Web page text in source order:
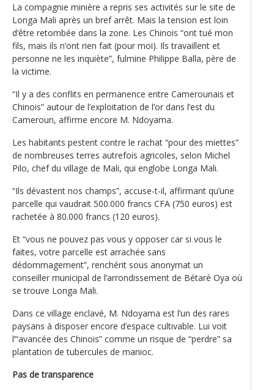
La compagnie minière a repris ses activités sur le site de
Longa Mali après un bref arrêt. Mais la tension est loin
d‘être retombée dans la zone. Les Chinois “ont tué mon
fils, mais ils n’ont rien fait (pour moi). Ils travaillent et
personne ne les inquiète”, fulmine Philippe Balla, père de
la victime.
“Il y a des conflits en permanence entre Camerounais et
Chinois” autour de l’exploitation de l’or dans l’est du
Cameroun, affirme encore M. Ndoyama.
Les habitants pestent contre le rachat “pour des miettes”
de nombreuses terres autrefois agricoles, selon Michel
Pilo, chef du village de Mali, qui englobe Longa Mali.
“Ils dévastent nos champs”, accuse-t-il, affirmant qu’une
parcelle qui vaudrait 500.000 francs CFA (750 euros) est
rachetée à 80.000 francs (120 euros).
Et “vous ne pouvez pas vous y opposer car si vous le
faites, votre parcelle est arrachée sans
dédommagement”, renchérit sous anonymat un
conseiller municipal de l’arrondissement de Bétaré Oya où
se trouve Longa Mali.
Dans ce village enclavé, M. Ndoyama est l’un des rares
paysans à disposer encore d’espace cultivable. Lui voit
l’“avancée des Chinois” comme un risque de “perdre” sa
plantation de tubercules de manioc.
Pas de transparence